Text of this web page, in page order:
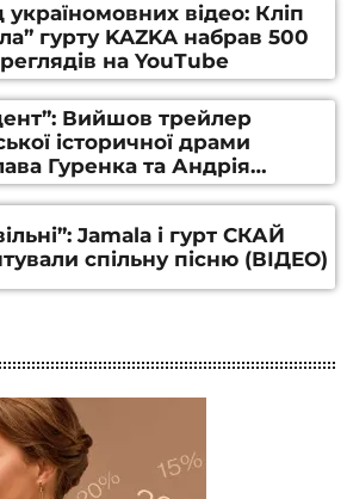
україномовних відео: Кліп
гурту KAZKA набрав 500
на YouTube
Вийшов трейлер
історичної драми
Гуренка та Андрія
(ВІДЕО)
Jamala і гурт СКАЙ
спільну пісню (ВІДЕО)